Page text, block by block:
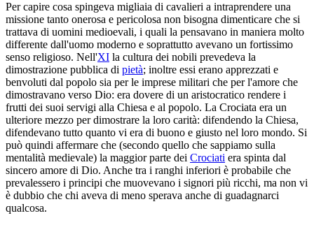
Per capire cosa spingeva migliaia di cavalieri a intraprendere una
missione tanto onerosa e pericolosa non bisogna dimenticare che si
trattava di uomini medioevali, i quali la pensavano in maniera molto
differente dall'uomo moderno e soprattutto avevano un fortissimo
senso religioso. Nell'XI la cultura dei nobili prevedeva la
dimostrazione pubblica di pietà; inoltre essi erano apprezzati e
benvoluti dal popolo sia per le imprese militari che per l'amore che
dimostravano verso Dio: era dovere di un aristocratico rendere i
frutti dei suoi servigi alla Chiesa e al popolo. La Crociata era un
ulteriore mezzo per dimostrare la loro carità: difendendo la Chiesa,
difendevano tutto quanto vi era di buono e giusto nel loro mondo. Si
può quindi affermare che (secondo quello che sappiamo sulla
mentalità medievale) la maggior parte dei Crociati era spinta dal
sincero amore di Dio. Anche tra i ranghi inferiori è probabile che
prevalessero i principi che muovevano i signori più ricchi, ma non vi
è dubbio che chi aveva di meno sperava anche di guadagnarci
qualcosa.